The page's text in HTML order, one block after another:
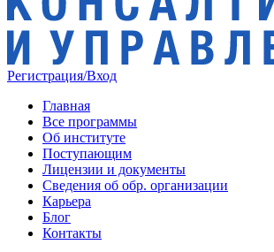
Регистрация/Вход
Главная
Все программы
Об институте
Поступающим
Лицензии и документы
Сведения об обр. организации
Карьера
Блог
Контакты